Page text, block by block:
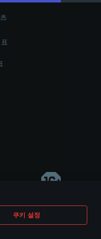
쿠키 설정